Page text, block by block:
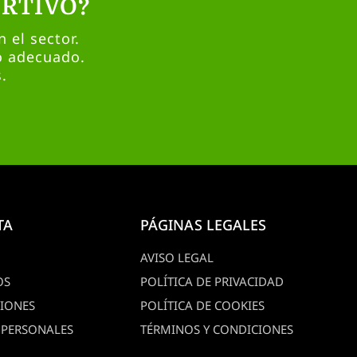
el sector.
PÁGINAS LEGALES
AVISO LEGAL
POLÍTICA DE PRIVACIDAD
POLÍTICA DE COOKIES
TÉRMINOS Y CONDICIONES